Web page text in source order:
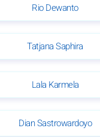
Rio Dewanto
Tatjana Saphira
Lala Karmela
Dian Sastrowardoyo